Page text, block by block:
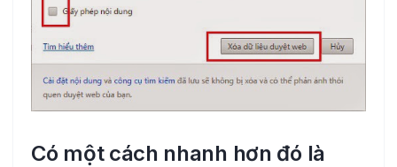
Có một cách nhanh hơn đó là